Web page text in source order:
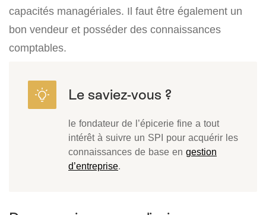
capacités managériales. Il faut être également un
bon vendeur et posséder des connaissances
comptables.
le fondateur de l’épicerie fine a tout
intérêt à suivre un SPI pour acquérir les
connaissances de base en gestion
d’entreprise.